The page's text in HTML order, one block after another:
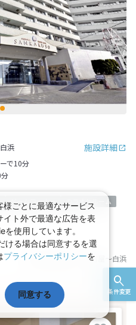
条件変更
施設詳細
白浜
で10分
ゲームコーナー
カラオケルーム
基準JR乗車区間：名古屋 ～白浜
ごとに最適なサービス
ト外で最適な広告を表
使用しています。
ける場合は同意するを選
プライバシーポリシーを
同意する